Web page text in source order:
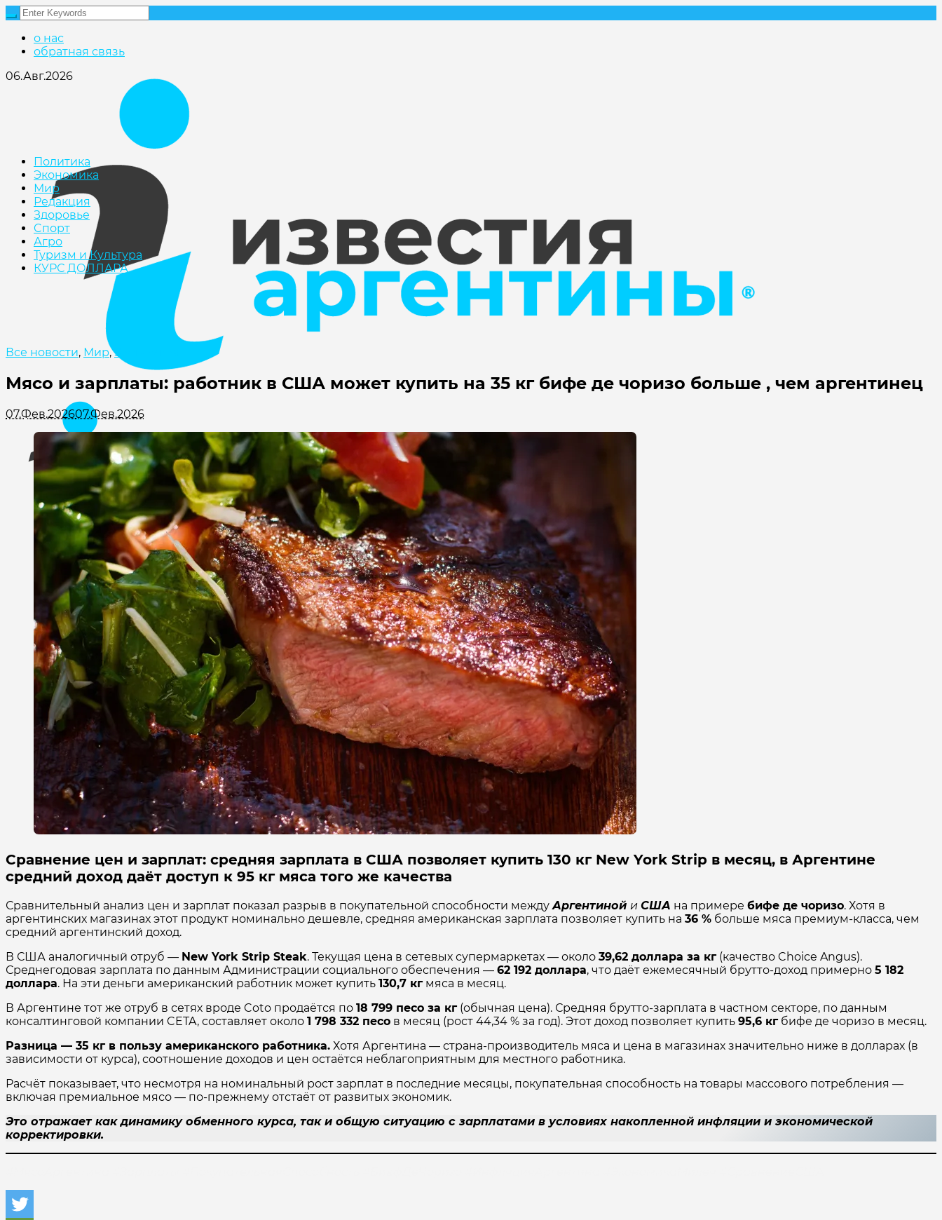
о нас
обратная связь
06.Авг.2026
Политика
Экономика
Мир
Редакция
Здоровье
Cпорт
Агро
Туризм и Культура
КУРС ДОЛЛАРА
Все новости, Мир,Экономика
Мясо и зарплаты: работник в США может купить на 35 кг бифе де чоризо больше , чем аргентинец
07.Фев.202607.Фев.2026
Сравнение цен и зарплат: средняя зарплата в США позволяет купить 130 кг New York Strip в месяц, в Аргентине
средний доход даёт доступ к 95 кг мяса того же качества
Сравнительный анализ цен и зарплат показал разрыв в покупательной способности междуАргентиной и США на примере бифе де чоризо. Хотя в
аргентинских магазинах этот продукт номинально дешевле, средняя американская зарплата позволяет купить на 36 % больше мяса премиум-класса, чем
средний аргентинский доход.
В США аналогичный отруб — New York Strip Steak. Текущая цена в сетевых супермаркетах — около 39,62 доллара за кг (качество Choice Angus).
Среднегодовая зарплата по данным Администрации социального обеспечения — 62 192 доллара, что даёт ежемесячный брутто-доход примерно 5 182
доллара. На эти деньги американский работник может купить 130,7 кг мяса в месяц.
В Аргентине тот же отруб в сетях вроде Coto продаётся по 18 799 песо за кг (обычная цена). Средняя брутто-зарплата в частном секторе, по данным
консалтинговой компании CETA, составляет около 1 798 332 песо в месяц (рост 44,34 % за год). Этот доход позволяет купить 95,6 кг бифе де чоризо в месяц.
Разница — 35 кг в пользу американского работника. Хотя Аргентина — страна-производитель мяса и цена в магазинах значительно ниже в долларах (в
зависимости от курса), соотношение доходов и цен остаётся неблагоприятным для местного работника.
Расчёт показывает, что несмотря на номинальный рост зарплат в последние месяцы, покупательная способность на товары массового потребления —
включая премиальное мясо — по-прежнему отстаёт от развитых экономик.
Это отражает как динамику обменного курса, так и общую ситуацию с зарплатами в условиях накопленной инфляции и экономической
корректировки.